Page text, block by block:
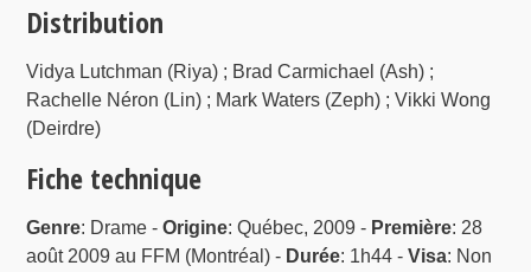
Distribution
Vidya Lutchman (Riya) ; Brad Carmichael (Ash) ;
Rachelle Néron (Lin) ; Mark Waters (Zeph) ; Vikki Wong
(Deirdre)
Fiche technique
Genre: Drame -Origine: Québec, 2009 - Première: 28
août 2009 au FFM (Montréal) - Durée: 1h44 -Visa: Non